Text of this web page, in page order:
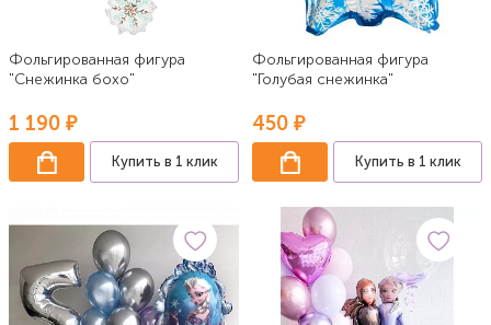
Фольгированная фигура
"Снежинка бохо"
1 190 ₽
Купить в 1 клик
Фольгированная фигура
"Голубая снежинка"
450 ₽
Купить в 1 клик